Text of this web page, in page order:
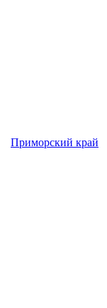
Приморский край